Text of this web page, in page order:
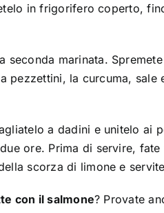
in frigorifero coperto,
seconda marinata.
pezzettini, la curcuma,
a dadini e unitelo ai
ore. Prima di servire,
scorza di limone e
con il salmone? Provate